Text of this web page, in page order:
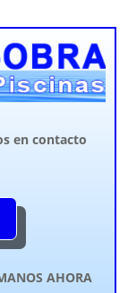
en contacto
AHORA